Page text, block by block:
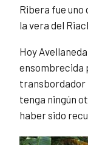
Ribera fue uno
la vera del
Hoy
ensombrecida
transbordador
tenga ningún
haber sido